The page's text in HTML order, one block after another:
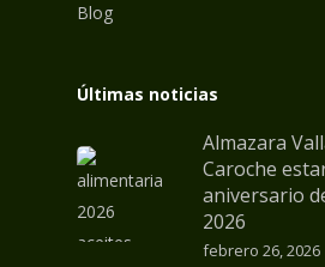
Blog
Últimas noticias
Almazara
Caroche
aniversario
2026
febrero 26, 2026